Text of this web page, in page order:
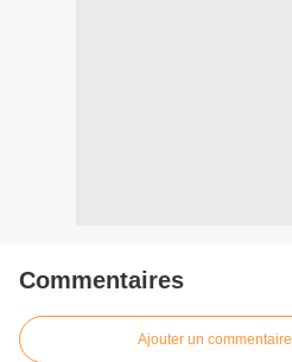
Commentaires
Ajouter un commentaire